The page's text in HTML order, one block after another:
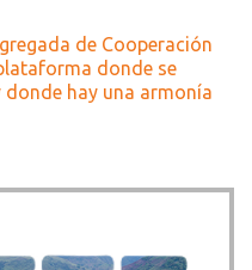
de Cooperación
donde se
hay una armonía